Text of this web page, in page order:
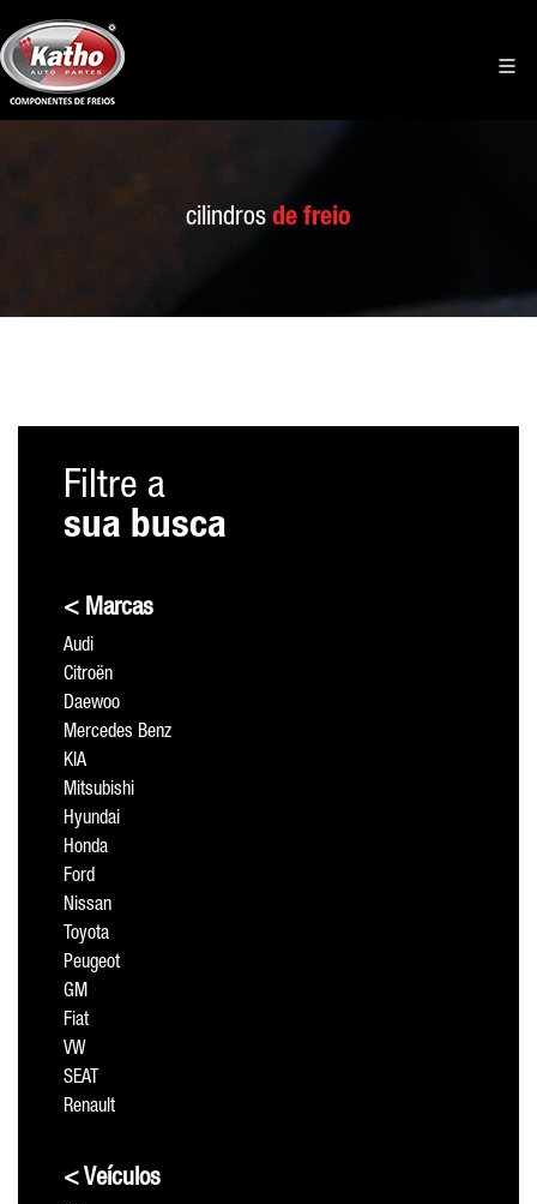
cilindros de freio
Filtre a
sua busca
< Marcas
Audi
Citroën
Daewoo
Mercedes Benz
KIA
Mitsubishi
Hyundai
Honda
Ford
Nissan
Toyota
Peugeot
GM
Fiat
VW
SEAT
Renault
< Veículos